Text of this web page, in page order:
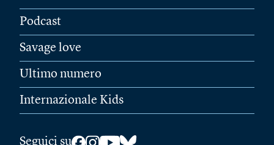
Podcast
Savage love
Ultimo numero
Internazionale Kids
Seguici su